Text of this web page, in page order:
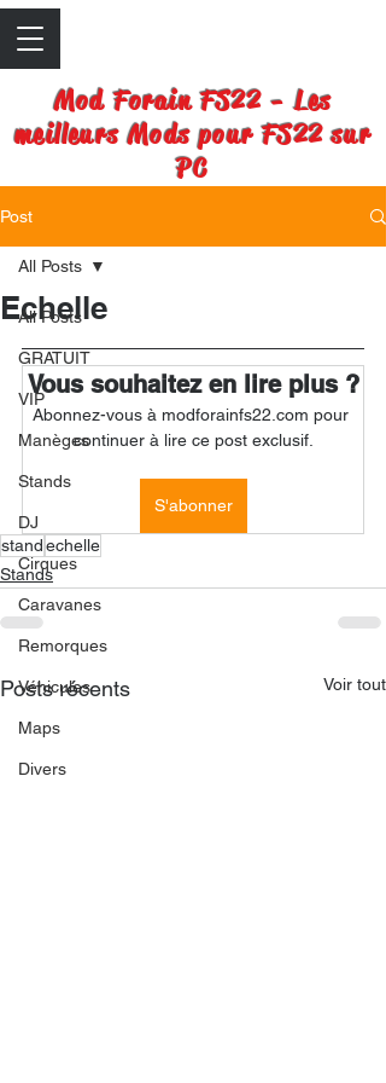
Mod Forain FS22 - Les
meilleurs Mods pour FS22 sur
PC
Post
All Posts
GRATUIT
VIP
Manèges
Stands
DJ
Cirques
Caravanes
Remorques
Véhicules
Maps
Divers
All Posts
Echelle
Vous souhaitez en lire plus ?
Abonnez-vous à modforainfs22.com pour
continuer à lire ce post exclusif.
S'abonner
standechelle
Stands
Posts récents Voir tout